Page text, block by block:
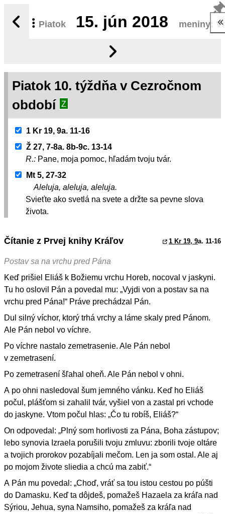
Piatok 15. jún 2018 meniny:
Piatok 10. týždňa v Cezročnom
období
Z
1 Kr 19, 9a. 11-16
Ž 27, 7-8a. 8b-9c. 13-14
R.: Pane, moja pomoc, hľadám tvoju tvár.
Mt 5, 27-32
Aleluja, aleluja, aleluja.
Svieťte ako svetlá na svete a držte sa pevne slova
života.
Čítanie z Prvej knihy Kráľov 1 Kr 19, 9a. 11-16
Postav sa na vrchu pred Pána
Keď prišiel Eliáš k Božiemu vrchu Horeb, nocoval v jaskyni.
Tu ho oslovil Pán a povedal mu: „Vyjdi von a postav sa na
vrchu pred Pána!“ Práve prechádzal Pán.
Dul silný víchor, ktorý trhá vrchy a láme skaly pred Pánom.
Ale Pán nebol vo víchre.
Po víchre nastalo zemetrasenie. Ale Pán nebol
v zemetrasení.
Po zemetrasení šľahal oheň. Ale Pán nebol v ohni.
A po ohni nasledoval šum jemného vánku. Keď ho Eliáš
počul, plášťom si zahalil tvár, vyšiel von a zastal pri vchode
do jaskyne. Vtom počul hlas: „Čo tu robíš, Eliáš?“
On odpovedal: „Plný som horlivosti za Pána, Boha zástupov;
lebo synovia Izraela porušili tvoju zmluvu: zborili tvoje oltáre
a tvojich prorokov pozabíjali mečom. Len ja som ostal. Ale aj
po mojom živote sliedia a chcú ma zabiť.“
A Pán mu povedal: „Choď, vráť sa tou istou cestou po púšti
do Damasku. Keď ta dôjdeš, pomažeš Hazaela za kráľa nad
Sýriou, Jehua, syna Namsiho, pomažeš za kráľa nad